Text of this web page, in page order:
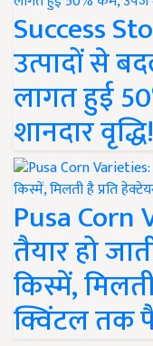
Success
उत्पादों से
लागत हुई
शानदार वृद्धि!
Pusa
तैयार हो
किस्में,
क्विंटल तक